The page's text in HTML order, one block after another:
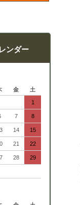
ンダー
金 土
1
7 8
14 15
21 22
28 29